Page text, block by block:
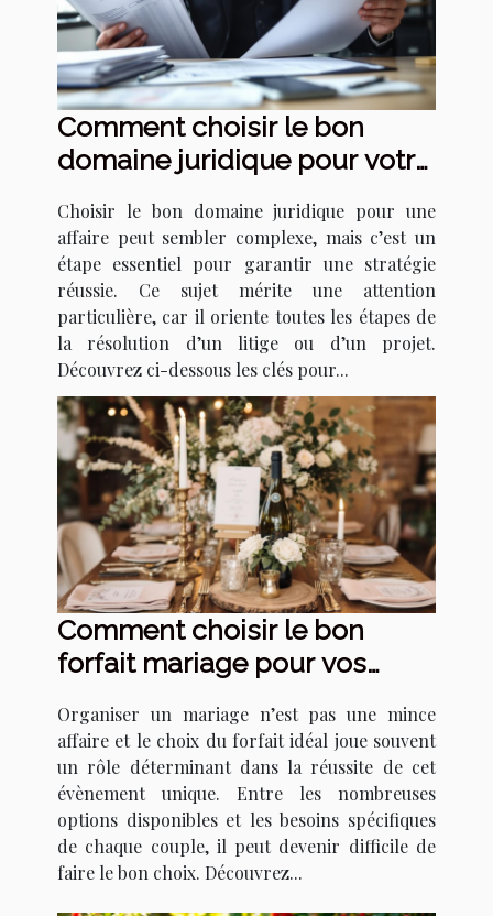
Comment choisir le bon
domaine juridique pour votre
Choisir le bon domaine juridique pour une
affaire peut sembler complexe, mais c’est un
étape essentiel pour garantir une stratégie
réussie. Ce sujet mérite une attention
particulière, car il oriente toutes les étapes de
la résolution d’un litige ou d’un projet.
Découvrez ci-dessous les clés pour...
Comment choisir le bon
forfait mariage pour vos
Organiser un mariage n’est pas une mince
affaire et le choix du forfait idéal joue souvent
un rôle déterminant dans la réussite de cet
évènement unique. Entre les nombreuses
options disponibles et les besoins spécifiques
de chaque couple, il peut devenir difficile de
faire le bon choix. Découvrez...